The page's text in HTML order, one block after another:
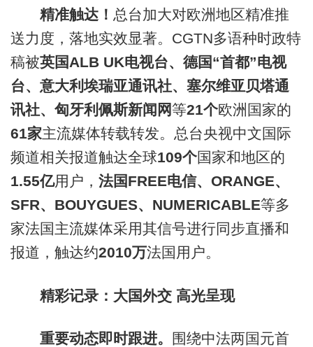
精准触达！ 总台加大对欧洲地区精准推
送力度，落地实效显著。CGTN多语种时政特
稿被英国ALB UK电视台、德国“首都”电视
台、意大利埃瑞亚通讯社、塞尔维亚贝塔通
讯社、匈牙利佩斯新闻网等21个欧洲国家的
61家主流媒体转载转发。总台央视中文国际
频道相关报道触达全球109个国家和地区的
1.55亿用户， 法国FREE电信、ORANGE、
SFR、BOUYGUES、NUMERICABLE等多
家法国主流媒体采用其信号进行同步直播和
报道，触达约2010万法国用户。
精彩记录：大国外交 高光呈现
重要动态即时跟进。
围绕中法两国元首